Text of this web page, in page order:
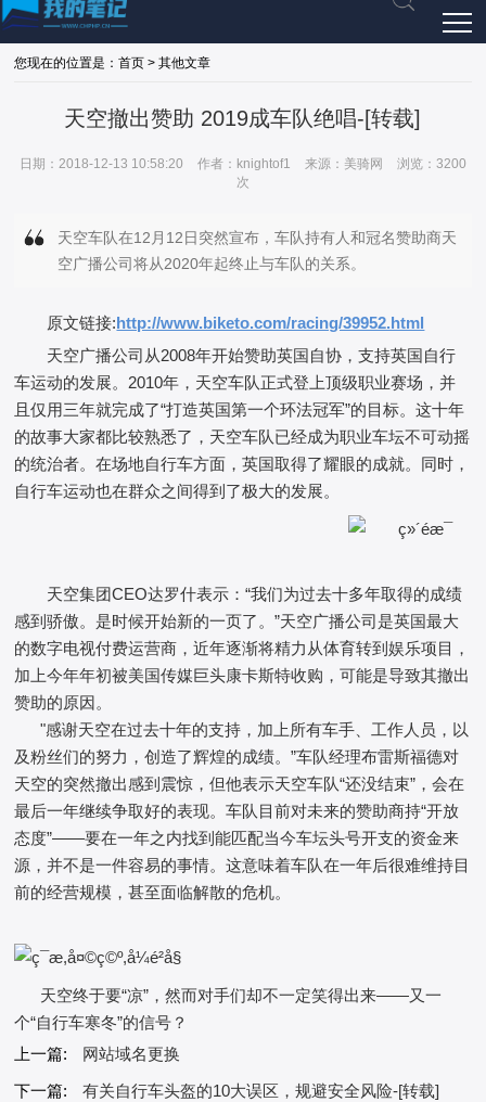
您现在的位置是：首页 > 其他文章
天空撤出赞助 2019成车队绝唱-[转载]
日期：2018-12-13 10:58:20 作者：knightof1 来源：美骑网
浏览：3200
次
天空车队在12月12日突然宣布，车队持有人和冠名赞助商天
空广播公司将从2020年起终止与车队的关系。
原文链接:http://www.biketo.com/racing/39952.html
天空广播公司从2008年开始赞助英国自协，支持英国自行
车运动的发展。2010年，天空车队正式登上顶级职业赛场，并
且仅用三年就完成了“打造英国第一个环法冠军”的目标。这十年
的故事大家都比较熟悉了，天空车队已经成为职业车坛不可动摇
的统治者。在场地自行车方面，英国取得了耀眼的成就。同时，
自行车运动也在群众之间得到了极大的发展。
天空集团CEO达罗什表示：“我们为过去十多年取得的成绩
感到骄傲。是时候开始新的一页了。”天空广播公司是英国最大
的数字电视付费运营商，近年逐渐将精力从体育转到娱乐项目，
加上今年年初被美国传媒巨头康卡斯特收购，可能是导致其撤出
赞助的原因。
"感谢天空在过去十年的支持，加上所有车手、工作人员，以
及粉丝们的努力，创造了辉煌的成绩。”车队经理布雷斯福德对
天空的突然撤出感到震惊，但他表示天空车队“还没结束”，会在
最后一年继续争取好的表现。车队目前对未来的赞助商持“开放
态度”——要在一年之内找到能匹配当今车坛头号开支的资金来
源，并不是一件容易的事情。这意味着车队在一年后很难维持目
前的经营规模，甚至面临解散的危机。
天空终于要“凉”，然而对手们却不一定笑得出来——又一
个“自行车寒冬”的信号？
上一篇:
网站域名更换
下一篇:
有关自行车头盔的10大误区，规避安全风险-[转载]